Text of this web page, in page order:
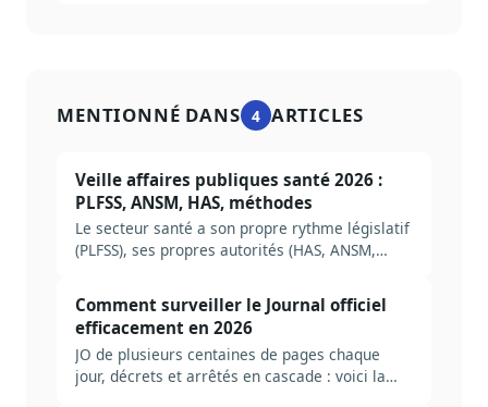
MENTIONNÉ DANS 4 ARTICLES
Veille affaires publiques santé 2026 :
PLFSS, ANSM, HAS, méthodes
Le secteur santé a son propre rythme législatif
(PLFSS), ses propres autorités (HAS, ANSM,
pour construire une veille AP santé efficace en
2026, avec les acteurs à suivre, les sources
prioritaires et les erreurs à éviter.
Comment surveiller le Journal officiel
efficacement en 2026
JO de plusieurs centaines de pages chaque
jour, décrets et arrêtés en cascade : voici la